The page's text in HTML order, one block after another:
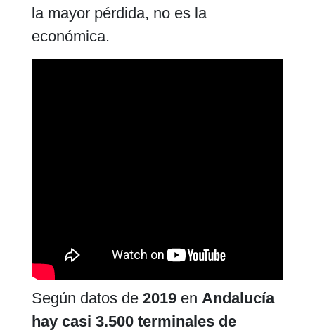
la mayor pérdida, no es la
económica.
Según datos de 2019en Andalucía
hay casi 3.500 terminales de